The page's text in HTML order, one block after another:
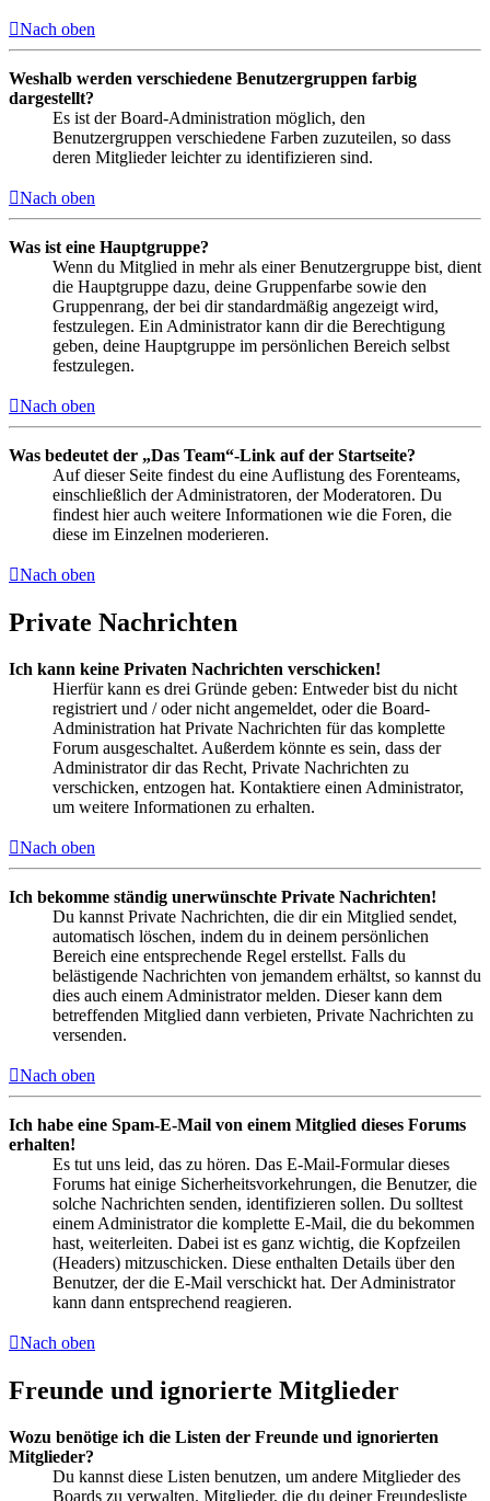
Nach oben
Weshalb werden verschiedene Benutzergruppen farbig
dargestellt?
Es ist der Board-Administration möglich, den
Benutzergruppen verschiedene Farben zuzuteilen, so dass
deren Mitglieder leichter zu identifizieren sind.
Nach oben
Was ist eine Hauptgruppe?
Wenn du Mitglied in mehr als einer Benutzergruppe bist, dient
die Hauptgruppe dazu, deine Gruppenfarbe sowie den
Gruppenrang, der bei dir standardmäßig angezeigt wird,
festzulegen. Ein Administrator kann dir die Berechtigung
geben, deine Hauptgruppe im persönlichen Bereich selbst
festzulegen.
Nach oben
Was bedeutet der „Das Team“-Link auf der Startseite?
Auf dieser Seite findest du eine Auflistung des Forenteams,
einschließlich der Administratoren, der Moderatoren. Du
findest hier auch weitere Informationen wie die Foren, die
diese im Einzelnen moderieren.
Nach oben
Private Nachrichten
Ich kann keine Privaten Nachrichten verschicken!
Hierfür kann es drei Gründe geben: Entweder bist du nicht
registriert und / oder nicht angemeldet, oder die Board-
Administration hat Private Nachrichten für das komplette
Forum ausgeschaltet. Außerdem könnte es sein, dass der
Administrator dir das Recht, Private Nachrichten zu
verschicken, entzogen hat. Kontaktiere einen Administrator,
um weitere Informationen zu erhalten.
Nach oben
Ich bekomme ständig unerwünschte Private Nachrichten!
Du kannst Private Nachrichten, die dir ein Mitglied sendet,
automatisch löschen, indem du in deinem persönlichen
Bereich eine entsprechende Regel erstellst. Falls du
belästigende Nachrichten von jemandem erhältst, so kannst du
dies auch einem Administrator melden. Dieser kann dem
betreffenden Mitglied dann verbieten, Private Nachrichten zu
versenden.
Nach oben
Ich habe eine Spam-E-Mail von einem Mitglied dieses Forums
erhalten!
Es tut uns leid, das zu hören. Das E-Mail-Formular dieses
Forums hat einige Sicherheitsvorkehrungen, die Benutzer, die
solche Nachrichten senden, identifizieren sollen. Du solltest
einem Administrator die komplette E-Mail, die du bekommen
hast, weiterleiten. Dabei ist es ganz wichtig, die Kopfzeilen
(Headers) mitzuschicken. Diese enthalten Details über den
Benutzer, der die E-Mail verschickt hat. Der Administrator
kann dann entsprechend reagieren.
Nach oben
Freunde und ignorierte Mitglieder
Wozu benötige ich die Listen der Freunde und ignorierten
Mitglieder?
Du kannst diese Listen benutzen, um andere Mitglieder des
Boards zu verwalten. Mitglieder, die du deiner Freundesliste